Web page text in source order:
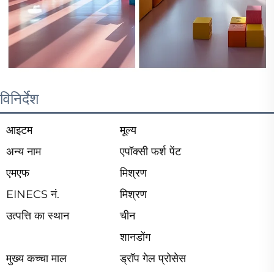
विनिर्देश
आइटम
मूल्य
अन्य नाम
एपॉक्सी फर्श पेंट
एमएफ
मिश्रण
EINECS नं.
मिश्रण
उत्पत्ति का स्थान
चीन
शानडोंग
मुख्य कच्चा माल
ड्रॉप गेल प्रोसेस